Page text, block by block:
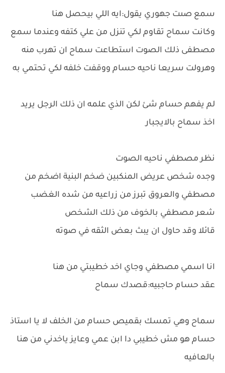
سمع صىت جهوري يقول:ايه اللي بيحصل هنا
وكانت سماح تقاوم لكي تنزل من علي كتفه وعندما سمع
مصطفى ذلك الصوت استطاعت سماح ان تهرب منه
وهرولت سريعا ناحيه حسام ووقفت خلفه لكي تحتمي به
لم يفهم حسام شئ لكن الذي علمه ان ذلك الرجل يريد
اخذ سماح بالايجبار
نظر مصطفي ناحيه الصوت
وجده شخص عريض المنكبين ضخم البنية اضخم من
مصطفي والعروق تبرز من زراعيه من شده الغضب
شعر مصطفي بالخوف من ذلك الشخص
قائلا وقد حاول ان يبث بعض الثقه في صوته
انا اسمي مصطفي وجاي اخد خطيبتي من هنا
عقد حسام حاجبيه:قصدك سماح
سماح وهي تمسك بقميص حسام من الخلف لا يا استاذ
حسام هو مش خطيبي دا ابن عمي وعايز ياخدني من هنا
بالعافيه